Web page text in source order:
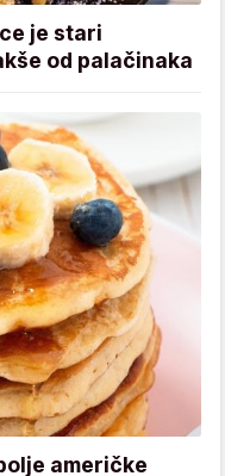
je stari
od palačinaka
američke